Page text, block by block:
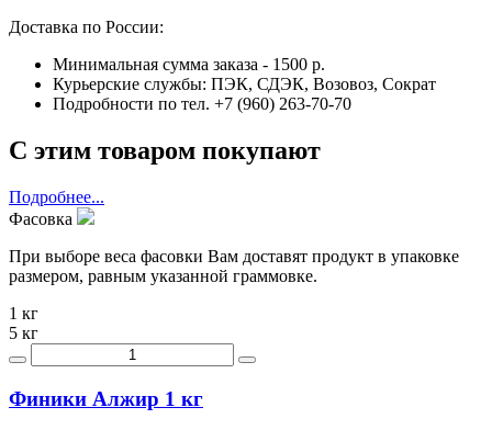
Доставка по России:
Минимальная сумма заказа - 1500 р.
Курьерские службы: ПЭК, СДЭК, Возовоз, Сократ
Подробности по тел. +7 (960) 263-70-70
С этим товаром покупают
Подробнее...
Фасовка
При выборе веса фасовки Вам доставят продукт в упаковке
размером, равным указанной граммовке.
1 кг
5 кг
Финики Алжир 1 кг